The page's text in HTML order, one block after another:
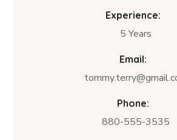
Experience:
5 Years
Email:
Phone:
880-555-3535